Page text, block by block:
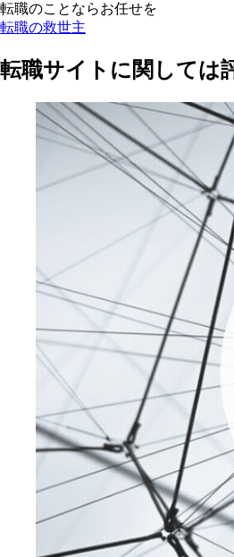
転職のことならお任せを
転職の救世主
転職サイトに関しては